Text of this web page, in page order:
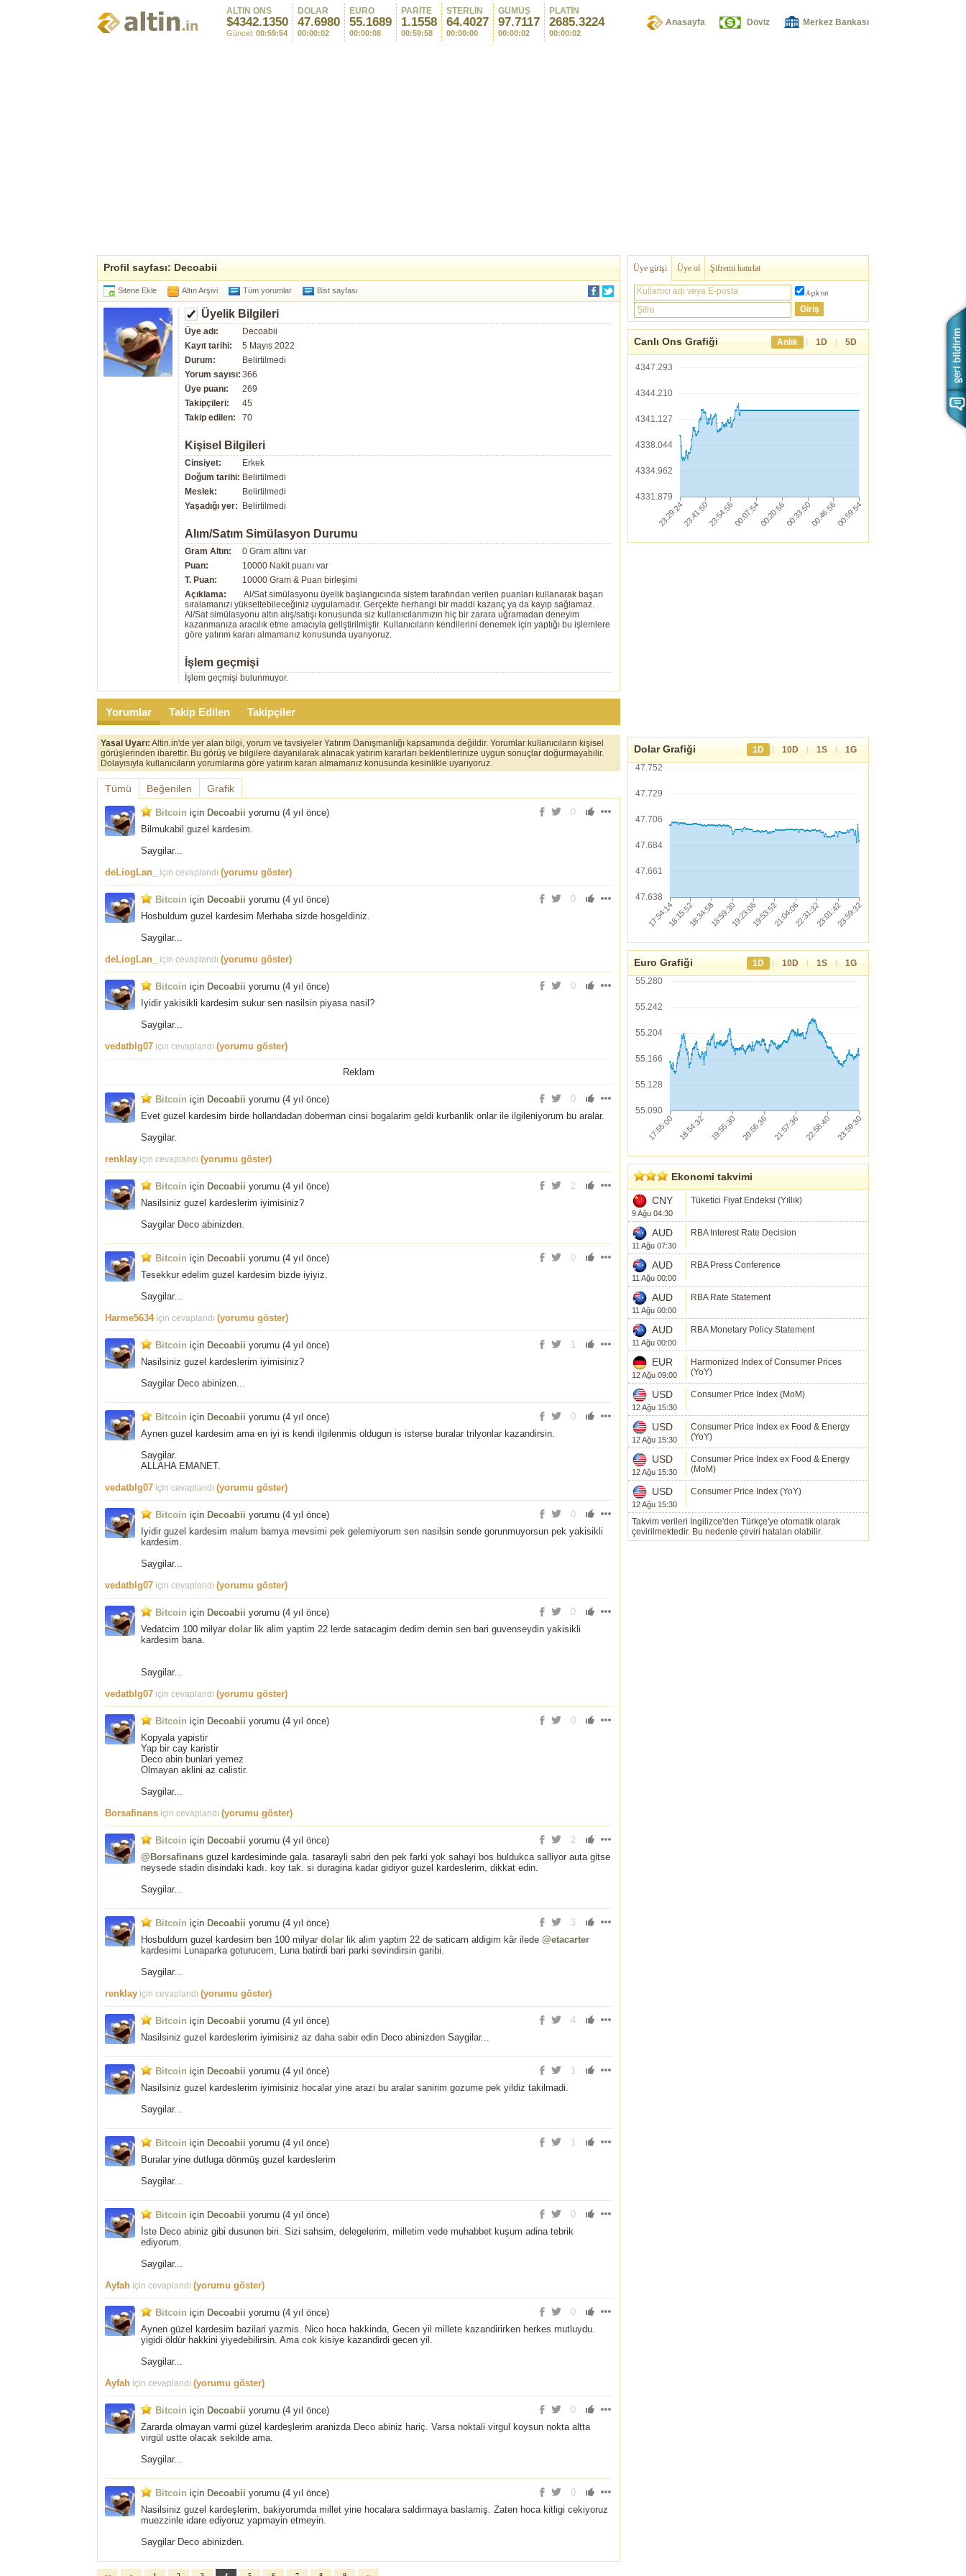
ALTIN ONS
$4342.1350
Güncel: 00:59:54
DOLAR
47.6980
00:00:02
EURO
55.1689
00:00:08
PARİTE
1.1558
00:59:58
STERLİN
64.4027
00:00:00
GÜMÜŞ
97.7117
00:00:02
PLATİN
2685.3224
00:00:02
Anasayfa Döviz Merkez Bankası
Profil sayfası: Decoabii
Sitene Ekle Altın Arşivi Tüm yorumlar Bist sayfası
Üyelik Bilgileri
Üye adı:
Decoabii
Kayıt tarihi:
5 Mayıs 2022
Durum:
Belirtilmedi
Yorum sayısı: 366
Üye puanı:
269
Takipçileri:
45
Takip edilen:
70
Kişisel Bilgileri
Cinsiyet:
Erkek
Doğum tarihi: Belirtilmedi
Meslek:
Belirtilmedi
Yaşadığı yer:
Belirtilmedi
Alım/Satım Simülasyon Durumu
Gram Altın:
0 Gram altını var
Puan:
10000 Nakit puanı var
T. Puan:
10000 Gram & Puan birleşimi
Açıklama:
Al/Sat simülasyonu üyelik başlangıcında sistem tarafından verilen puanları kullanarak başarı
sıralamanızı yükseltebileceğiniz uygulamadır. Gerçekte herhangi bir maddi kazanç ya da kayıp sağlamaz.
Al/Sat simülasyonu altın alış/satışı konusunda siz kullanıcılarımızın hiç bir zarara uğramadan deneyim
kazanmanıza aracılık etme amacıyla geliştirilmiştir. Kullanıcıların kendilerini denemek için yaptığı bu işlemlere
göre yatırım kararı almamanız konusunda uyarıyoruz.
İşlem geçmişi
İşlem geçmişi bulunmuyor.
Yorumlar Takip Edilen Takipçiler
Yasal Uyarı: Altin.in'de yer alan bilgi, yorum ve tavsiyeler Yatırım Danışmanlığı kapsamında değildir. Yorumlar kullanıcıların kişisel
görüşlerinden ibarettir. Bu görüş ve bilgilere dayanılarak alınacak yatırım kararları beklentilerinize uygun sonuçlar doğurmayabilir.
Dolayısıyla kullanıcıların yorumlarına göre yatırım kararı almamanız konusunda kesinlikle uyarıyoruz.
Tümü Beğenilen Grafik
0
Bitcoin için Decoabii yorumu (4 yıl önce)
Bilmukabil guzel kardesim.
Saygilar...
deLiogLan_
için cevaplandı (yorumu göster)
0
Bitcoin için Decoabii yorumu (4 yıl önce)
Hosbuldum guzel kardesim Merhaba sizde hosgeldiniz.
Saygilar...
deLiogLan_
için cevaplandı (yorumu göster)
0
Bitcoin için Decoabii yorumu (4 yıl önce)
Iyidir yakisikli kardesim sukur sen nasilsin piyasa nasil?
Saygilar...
vedatblg07 için cevaplandı (yorumu göster)
Reklam
0
Bitcoin için Decoabii yorumu (4 yıl önce)
Evet guzel kardesim birde hollandadan doberman cinsi bogalarim geldi kurbanlik onlar ile ilgileniyorum bu aralar.
Saygilar.
renklay için cevaplandı (yorumu göster)
2
Bitcoin için Decoabii yorumu (4 yıl önce)
Nasilsiniz guzel kardeslerim iyimisiniz?
Saygilar Deco abinizden.
0
Bitcoin için Decoabii yorumu (4 yıl önce)
Tesekkur edelim guzel kardesim bizde iyiyiz.
Saygilar...
Harme5634için cevaplandı (yorumu göster)
1
Bitcoin için Decoabii yorumu (4 yıl önce)
Nasilsiniz guzel kardeslerim iyimisiniz?
Saygilar Deco abinizen...
0
Bitcoin için Decoabii yorumu (4 yıl önce)
Aynen guzel kardesim ama en iyi is kendi ilgilenmis oldugun is isterse buralar trilyonlar kazandirsin.
Saygilar.
ALLAHA EMANET.
vedatblg07 için cevaplandı (yorumu göster)
0
Bitcoin için Decoabii yorumu (4 yıl önce)
Iyidir guzel kardesim malum bamya mevsimi pek gelemiyorum sen nasilsin sende gorunmuyorsun pek yakisikli
kardesim.
Saygilar...
vedatblg07 için cevaplandı (yorumu göster)
0
Bitcoin için Decoabii yorumu (4 yıl önce)
Vedatcim 100 milyar dolar lik alim yaptim 22 lerde satacagim dedim demin sen bari guvenseydin yakisikli
kardesim bana.
Saygilar...
vedatblg07 için cevaplandı (yorumu göster)
0
Bitcoin için Decoabii yorumu (4 yıl önce)
Kopyala yapistir
Yap bir cay karistir
Deco abin bunlari yemez
Olmayan aklini az calistir.
Saygilar...
Borsafinans için cevaplandı (yorumu göster)
2
Bitcoin için Decoabii yorumu (4 yıl önce)
@Borsafinans guzel kardesiminde gala. tasarayli sabri den pek farki yok sahayi bos buldukca salliyor auta gitse
neysede stadin disindaki kadı. koy tak. si duragina kadar gidiyor guzel kardeslerim, dikkat edin.
Saygilar...
3
Bitcoin için Decoabii yorumu (4 yıl önce)
Hosbuldum guzel kardesim ben 100 milyar dolar lik alim yaptim 22 de saticam aldigim kâr ilede @etacarter
kardesimi Lunaparka goturucem, Luna batirdi bari parki sevindirsin garibi.
Saygilar...
renklay için cevaplandı (yorumu göster)
4
Bitcoin için Decoabii yorumu (4 yıl önce)
Nasilsiniz guzel kardeslerim iyimisiniz az daha sabir edin Deco abinizden Saygilar...
1
Bitcoin için Decoabii yorumu (4 yıl önce)
Nasilsiniz guzel kardeslerim iyimisiniz hocalar yine arazi bu aralar sanirim gozume pek yildiz takilmadi.
Saygilar...
1
Bitcoin için Decoabii yorumu (4 yıl önce)
Buralar yine dutluga dönmüş guzel kardeslerim
Saygilar...
0
Bitcoin için Decoabii yorumu (4 yıl önce)
İste Deco abiniz gibi dusunen biri. Sizi sahsim, delegelerim, milletim vede muhabbet kuşum adina tebrik
ediyorum.
Saygilar...
Ayfah için cevaplandı (yorumu göster)
0
Bitcoin için Decoabii yorumu (4 yıl önce)
Aynen güzel kardesim bazilari yazmis. Nico hoca hakkinda, Gecen yil millete kazandirirken herkes mutluydu.
yigidi öldür hakkini yiyedebilirsin. Ama cok kisiye kazandirdi gecen yil.
Saygilar...
Ayfah için cevaplandı (yorumu göster)
0
Bitcoin için Decoabii yorumu (4 yıl önce)
Zararda olmayan varmi güzel kardeşlerim aranizda Deco abiniz hariç. Varsa noktali virgul koysun nokta altta
virgül ustte olacak sekilde ama.
Saygilar...
0
Bitcoin için Decoabii yorumu (4 yıl önce)
Nasilsiniz guzel kardeşlerim, bakiyorumda millet yine hocalara saldirmaya baslamiş. Zaten hoca kitligi cekiyoruz
muezzinle idare ediyoruz yapmayin etmeyin.
Saygilar Deco abinizden.
Üye girişi Üye ol Şifremi hatırlat
Kullanıcı adı veya E-posta Açık tut
Şifre
Canlı Ons Grafiği Anlık | 1D | 5D
4347.293
4344.210
4341.127
4338.044
4334.962
4331.879
Dolar Grafiği 1D | 10D | 1S |
1G
47.752
47.729
47.706
47.684
47.661
47.638
Euro Grafiği 1D | 10D | 1S |
1G
55.280
55.242
55.204
55.166
55.128
55.090
Ekonomi takvimi
CNY
9 Ağu 04:30
Tüketici Fiyat Endeksi (Yıllık)
AUD
11 Ağu 07:30
RBA Interest Rate Decision
AUD
11 Ağu 00:00
RBA Press Conference
AUD
11 Ağu 00:00
RBA Rate Statement
AUD
11 Ağu 00:00
RBA Monetary Policy Statement
EUR
12 Ağu 09:00
Harmonized Index of Consumer Prices
(YoY)
USD
12 Ağu 15:30
Consumer Price Index (MoM)
USD
12 Ağu 15:30
Consumer Price Index ex Food & Energy
(YoY)
USD
12 Ağu 15:30
Consumer Price Index ex Food & Energy
(MoM)
USD
12 Ağu 15:30
Consumer Price Index (YoY)
Takvim verileri İngilizce'den Türkçe'ye otomatik olarak
çevirilmektedir. Bu nedenle çeviri hataları olabilir.